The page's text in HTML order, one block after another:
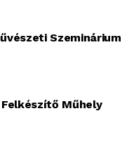
Szeminárium
Műhely